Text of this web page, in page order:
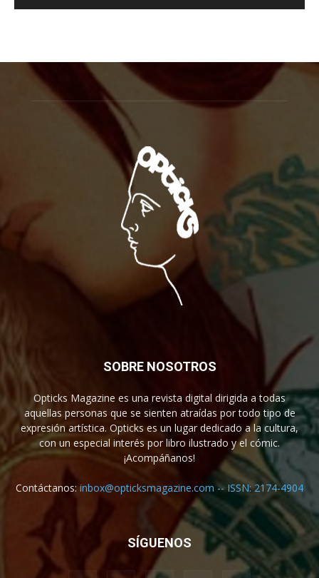
SOBRE NOSOTROS
Opticks Magazine es una revista digital dirigida a todas
aquellas personas que se sienten atraídas por todo tipo de
expresión artística. Opticks es un lugar dedicado a la cultura,
con un especial interés por libro ilustrado y el cómic.
¡Acompáñanos!
Contáctanos:inbox@opticksmagazine.com -- ISSN: 2174-4904
SÍGUENOS